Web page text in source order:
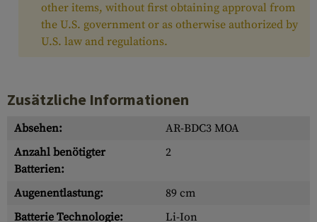
other items, without first obtaining approval from
the U.S. government or as otherwise authorized by
U.S. law and regulations.
Zusätzliche Informationen
Absehen:
AR-BDC3 MOA
Anzahl benötigter
Batterien:
2
Augenentlastung:
89 cm
Batterie Technologie:
Li-Ion